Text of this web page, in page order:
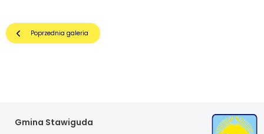
Poprzednia galeria Przekierowuje
do
Gmina Stawiguda